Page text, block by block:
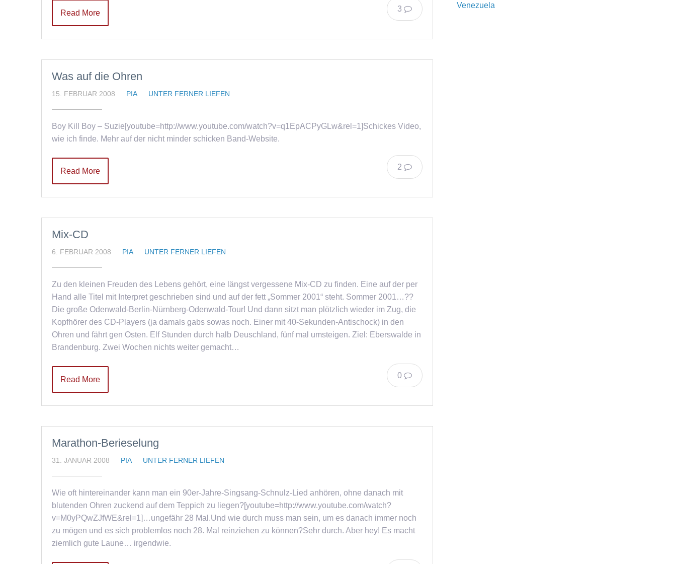
3
Read More
Was auf die Ohren
15. FEBRUAR 2008 PIA UNTER FERNER LIEFEN
Boy Kill Boy – Suzie[youtube=http://www.youtube.com/watch?v=q1EpACPyGLw&rel=1]Schickes Video,
wie ich finde. Mehr auf der nicht minder schicken Band-Website.
2
Read More
Mix-CD
6. FEBRUAR 2008 PIA UNTER FERNER LIEFEN
Zu den kleinen Freuden des Lebens gehört, eine längst vergessene Mix-CD zu finden. Eine auf der per
Hand alle Titel mit Interpret geschrieben sind und auf der fett „Sommer 2001“ steht. Sommer 2001…??
Die große Odenwald-Berlin-Nürnberg-Odenwald-Tour! Und dann sitzt man plötzlich wieder im Zug, die
Kopfhörer des CD-Players (ja damals gabs sowas noch. Einer mit 40-Sekunden-Antischock) in den
Ohren und fährt gen Osten. Elf Stunden durch halb Deuschland, fünf mal umsteigen. Ziel: Eberswalde in
Brandenburg. Zwei Wochen nichts weiter gemacht…
0
Read More
Marathon-Berieselung
31. JANUAR 2008 PIA UNTER FERNER LIEFEN
Wie oft hintereinander kann man ein 90er-Jahre-Singsang-Schnulz-Lied anhören, ohne danach mit
blutenden Ohren zuckend auf dem Teppich zu liegen?[youtube=http://www.youtube.com/watch?
v=M0yPQwZJfWE&rel=1]…ungefähr 28 Mal.Und wie durch muss man sein, um es danach immer noch
zu mögen und es sich problemlos noch 28. Mal reinziehen zu können?Sehr durch. Aber hey! Es macht
ziemlich gute Laune… irgendwie.
Venezuela